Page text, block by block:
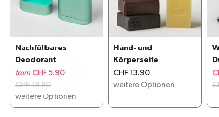
Nachfüllbares
Deodorant
from CHF 5.90
CHF 18.90
weitere Optionen
Hand- und
Körperseife
CHF 13.90
weitere Optionen